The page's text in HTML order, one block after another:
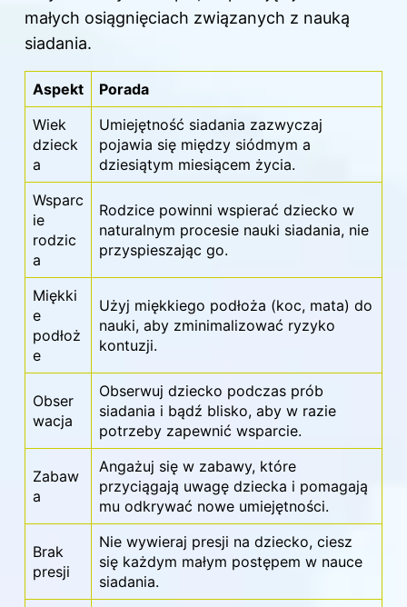
małych osiągnięciach związanych z nauką
siadania.
Aspekt
Porada
Wiek
dzieck
a
Umiejętność siadania zazwyczaj
pojawia się między siódmym a
dziesiątym miesiącem życia.
Wsparc
ie
rodzic
a
Rodzice powinni wspierać dziecko w
naturalnym procesie nauki siadania, nie
przyspieszając go.
Miękki
e
podłoż
e
Użyj miękkiego podłoża (koc, mata) do
nauki, aby zminimalizować ryzyko
kontuzji.
Obser
wacja
Obserwuj dziecko podczas prób
siadania i bądź blisko, aby w razie
potrzeby zapewnić wsparcie.
Zabaw
a
Angażuj się w zabawy, które
przyciągają uwagę dziecka i pomagają
mu odkrywać nowe umiejętności.
Brak
presji
Nie wywieraj presji na dziecko, ciesz
się każdym małym postępem w nauce
siadania.